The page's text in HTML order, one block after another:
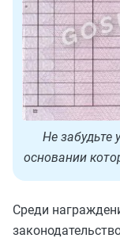
Не забудьте
основании
Среди